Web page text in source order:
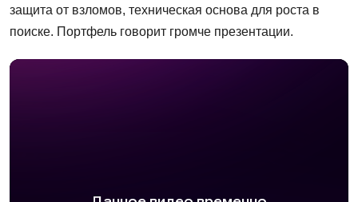
защита от взломов, техническая основа для роста в
поиске. Портфель говорит громче презентации.